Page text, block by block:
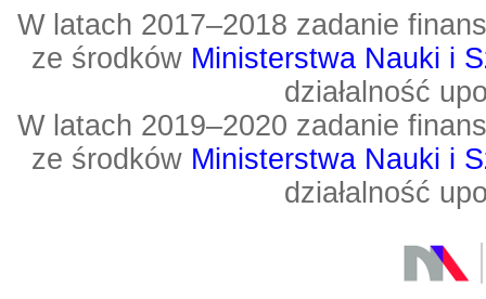
W latach 2017–2018 zadanie
ze środków Ministerstwa Nauki i
działalność
W latach 2019–2020 zadanie
ze środków Ministerstwa Nauki i
działalność